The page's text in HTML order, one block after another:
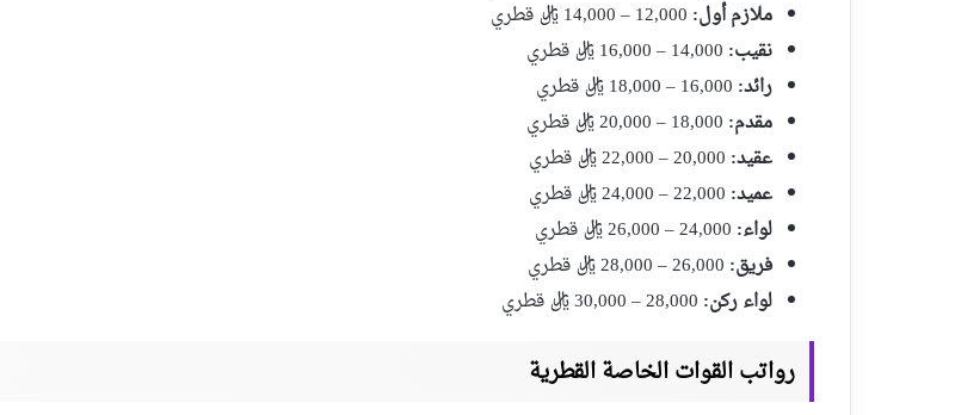
ملازم أول:
نقيب:
رائد:
مقدم:
عقيد:
عميد:
لواء:
فريق:
لواء ركن:
رواتب القوات الخاصة القطرية